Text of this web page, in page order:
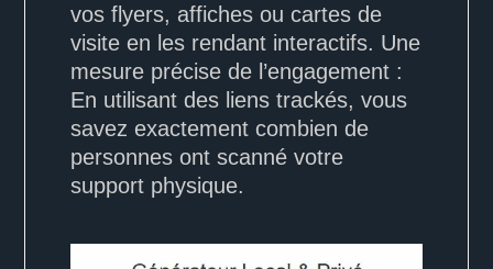
vos flyers, affiches ou cartes de
visite en les rendant interactifs. Une
mesure précise de l’engagement :
En utilisant des liens trackés, vous
savez exactement combien de
personnes ont scanné votre
support physique.